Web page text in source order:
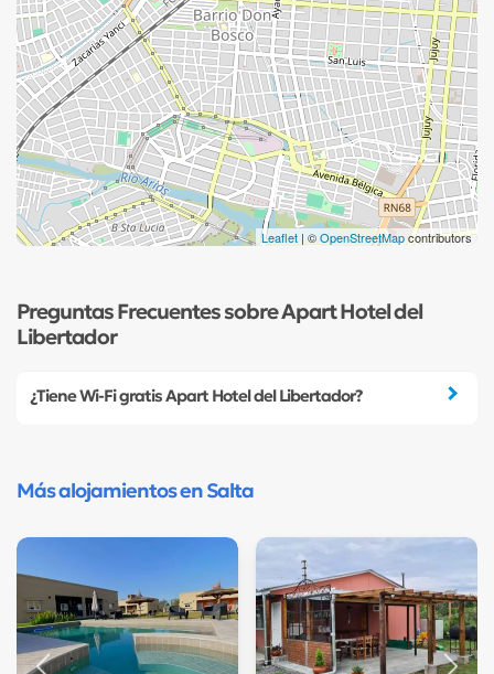
Leaflet | ©OpenStreetMapcontributors
Preguntas Frecuentes sobre Apart Hotel del
Libertador
¿Tiene Wi-Fi gratis Apart Hotel del Libertador?
Más alojamientos en Salta